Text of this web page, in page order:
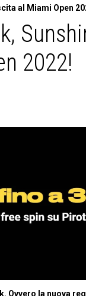
al Miami Open
2022!
Ovvero la nuova